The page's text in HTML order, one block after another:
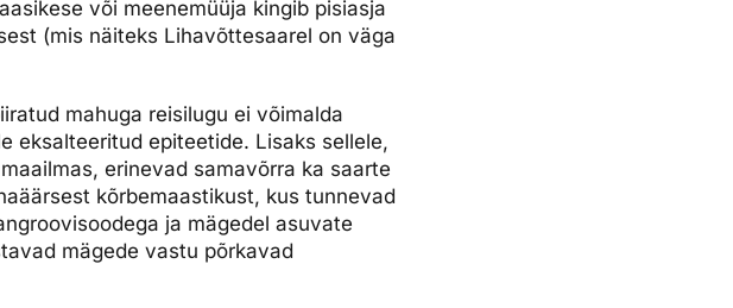
või meenemüüja kingib pisiasja
(mis näiteks Lihavõttesaarel on väga
mahuga reisilugu ei võimalda
eksalteeritud epiteetide. Lisaks sellele,
erinevad samavõrra ka saarte
kõrbemaastikust, kus tunnevad
ja mägedel asuvate
mägede vastu põrkavad